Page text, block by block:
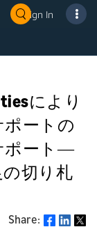
Sign In
により
ートの
ポート―
切り札
Share: Share